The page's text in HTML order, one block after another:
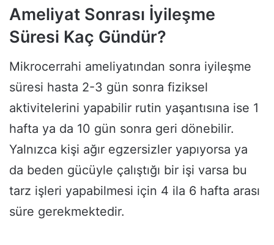
Ameliyat Sonrası İyileşme
Süresi Kaç Gündür?
Mikrocerrahi ameliyatından sonra iyileşme
süresi hasta 2-3 gün sonra fiziksel
aktivitelerini yapabilir rutin yaşantısına ise 1
hafta ya da 10 gün sonra geri dönebilir.
Yalnızca kişi ağır egzersizler yapıyorsa ya
da beden gücüyle çalıştığı bir işi varsa bu
tarz işleri yapabilmesi için 4 ila 6 hafta arası
süre gerekmektedir.